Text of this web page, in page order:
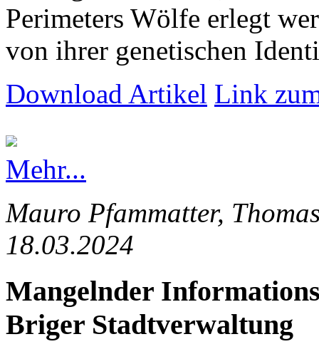
Perimeters Wölfe erlegt
von ihrer genetischen
Download Artikel Link
Mehr...
Mauro Pfammatter,
18.03.2024
Mangelnder
Briger Stadtverwaltung